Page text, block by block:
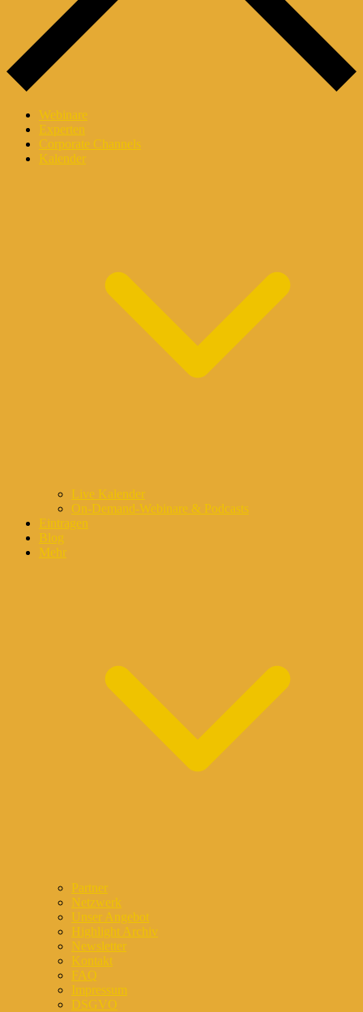
Webinare
Experten
Corporate Channels
Kalender
Live Kalender
On-Demand-Webinare & Podcasts
Eintragen
Blog
Mehr
Partner
Netzwerk
Unser Angebot
Highlight Archiv
Newsletter
Kontakt
FAQ
Impressum
DSGVO